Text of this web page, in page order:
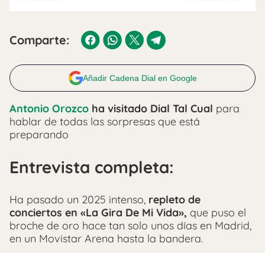
Comparte:
Añadir Cadena Dial en Google
Antonio Orozco ha visitado Dial Tal Cual para
hablar de todas las sorpresas que está
preparando
Entrevista completa:
Ha pasado un 2025 intenso, repleto de
conciertos en «La Gira De Mi Vida», que puso el
broche de oro hace tan solo unos días en Madrid,
en un Movistar Arena hasta la bandera.